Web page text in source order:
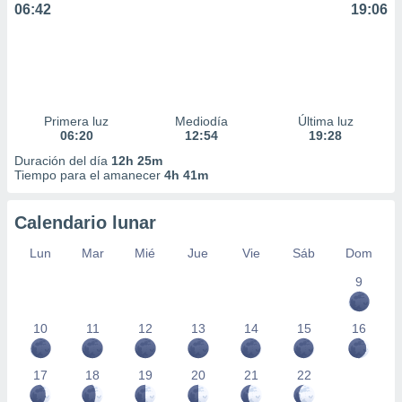
perfiles
crear un
la
contenido
de la
el
de
de
uso de
06:42 19:06
Primera luz
06:20
Mediodía
12:54
Última luz
19:28
Duración del día 12h 25m
Tiempo para el amanecer 4h 41m
Calendario lunar
Lun Mar Mié Jue Vie Sáb
Dom
9
10 11 12 13 14 15 16
17 18 19 20 21 22